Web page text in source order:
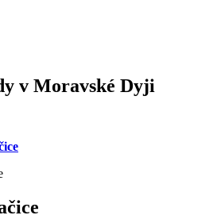
v Moravské Dyji